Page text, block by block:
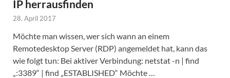
IP herrausfinden
28. April 2017
Möchte man wissen, wer sich wann an einem
Remotedesktop Server (RDP) angemeldet hat, kann das
wie folgt tun: Bei aktiver Verbindung: netstat -n | find
„:3389“ | find „ESTABLISHED“ Möchte …